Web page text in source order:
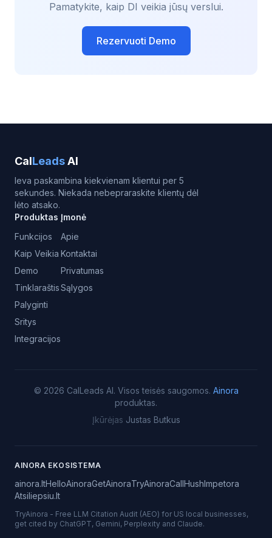
Pamatykite, kaip DI veikia jūsų verslui.
Rezervuoti Demo
CalLeadsAI
Ieva paskambina kiekvienam klientui per 5
sekundes. Niekada nebepraraskite klientų dėl
lėto atsako.
Produktas
Funkcijos
Kaip Veikia
Demo
Tinklaraštis
Palyginti
Sritys
Integracijos
Įmonė
Apie
Kontaktai
Privatumas
Sąlygos
© 2026 CalLeads AI. Visos teisės saugomos. Ainora
produktas.
Įkūrėjas Justas Butkus
AINORA EKOSISTEMA
ainora.ltHelloAinoraGetAinoraTryAinoraCallHushImpetora
Atsiliepsiu.lt
TryAinora - Free LLM Citation Audit (AEO) for US local businesses,
get cited by ChatGPT, Gemini, Perplexity and Claude.